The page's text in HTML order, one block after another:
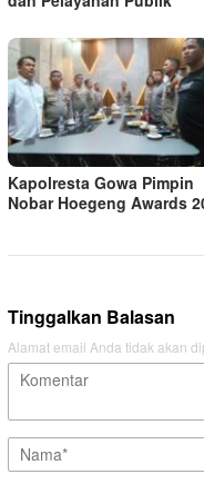
Kapolresta Gowa Pimpin
Nobar Hoegeng Awards
Tinggalkan Balasan
Alamat email Anda tidak akan